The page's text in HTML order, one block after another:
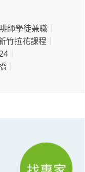
師學徒兼職
竹拉花課程